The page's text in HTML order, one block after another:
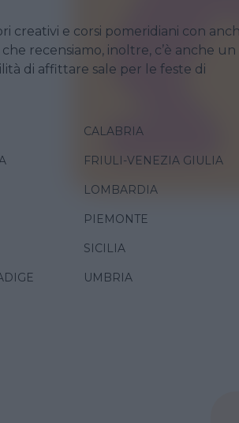
creativi e corsi pomeridiani con
recensiamo, inoltre, c’è anche un
di affittare sale per le feste di
CALABRIA
FRIULI-VENEZIA GIULIA
LOMBARDIA
PIEMONTE
SICILIA
UMBRIA